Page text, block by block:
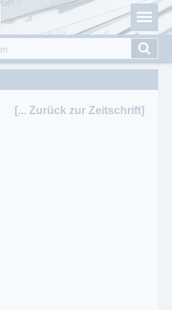
unabhängige Portal für
& eBooks
[... Zurück zur Zeitschrift]